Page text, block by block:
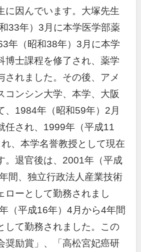
に因んでいます。大塚先生
33年）3月に本学医学部薬
年（昭和38年）3月に本学
博士課程を修了され、薬学
されました。その後、アメ
コンシン大学、本学、大阪
、1984年（昭和59年）2月
任され、1999年（平成11
、本学名誉教授として現在
。退官後は、2001年（平成
間、独立行政法人産業技術
ローとして勤務されまし
（平成16年）4月から4年間
して勤務されました。この
奨励賞」、「高松宮妃癌研